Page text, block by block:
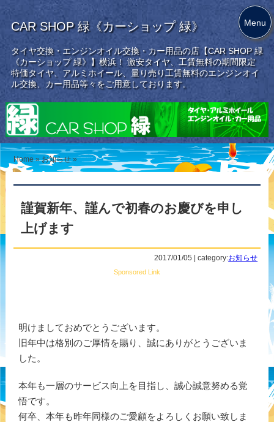
CAR SHOP 緑《カーショップ 緑》
タイヤ交換・エンジンオイル交換・カー用品の店【CAR SHOP 緑
《カーショップ 緑》】横浜！ 激安タイヤ、工賃無料の期間限定
特価タイヤ、アルミホイール、量り売り工賃無料のエンジンオイ
ル交換、カー用品等々をご用意しております。
Home »お知らせ »
謹賀新年、謹んで初春のお慶びを申し
上げます
2017/01/05 | category:お知らせ
Sponsored Link
明けましておめでとうございます。
旧年中は格別のご厚情を賜り、誠にありがとうございま
した。
本年も一層のサービス向上を目指し、誠心誠意努める覚
悟です。
何卒、本年も昨年同様のご愛顧をよろしくお願い致しま
Menu